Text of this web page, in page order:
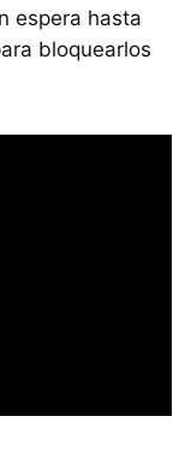
espera hasta
bloquearlos